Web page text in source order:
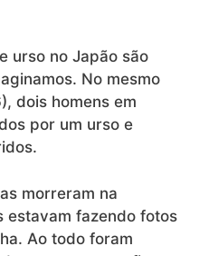
urso no Japão são
No mesmo
dois homens em
por um urso e
morreram na
estavam fazendo fotos
Ao todo foram